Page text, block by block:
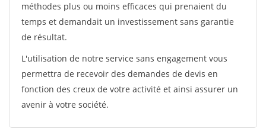
méthodes plus ou moins efficaces qui prenaient du
temps et demandait un investissement sans garantie
de résultat.
L'utilisation de notre service sans engagement vous
permettra de recevoir des demandes de devis en
fonction des creux de votre activité et ainsi assurer un
avenir à votre société.